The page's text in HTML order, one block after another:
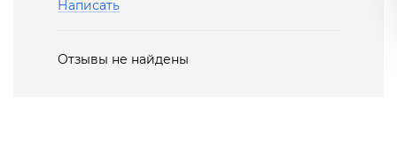
Написать
Отзывы не найдены